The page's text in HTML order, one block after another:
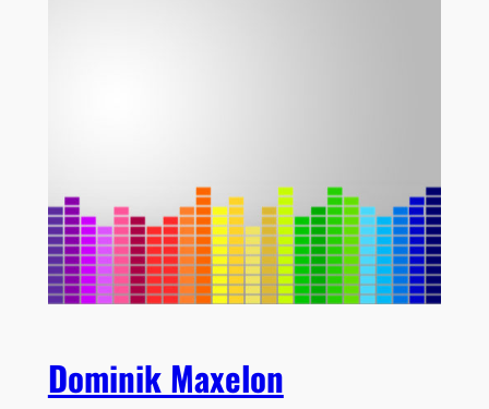
Dominik Maxelon